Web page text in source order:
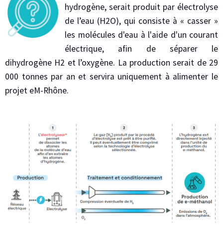
hydrogène, serait produit par électrolyse
de l’eau (H2O), qui consiste à « casser »
les molécules d'eau à l'aide d'un courant
électrique, afin de séparer le
dihydrogène H2 et l’oxygène. La production serait de 29
000 tonnes par an et servira uniquement à alimenter le
projet eM-Rhône.